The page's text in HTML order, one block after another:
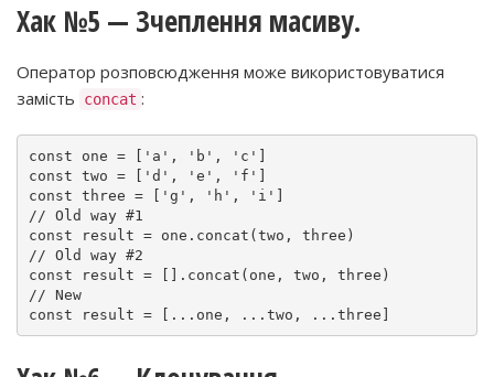
Хак №5 — Зчеплення масиву.
Оператор розповсюдження може використовуватися
замість
concat :
const one = ['a', 'b', 'c']
const two = ['d', 'e', 'f']
const three = ['g', 'h', 'i']
// Old way #1
const result = one.concat(two, three)
// Old way #2
const result = [].concat(one, two, three)
// New
const result = [...one, ...two, ...three]